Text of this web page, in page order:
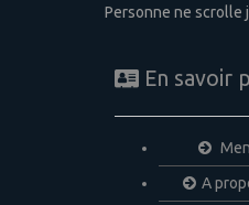
Personne ne scrolle
En savoir
A